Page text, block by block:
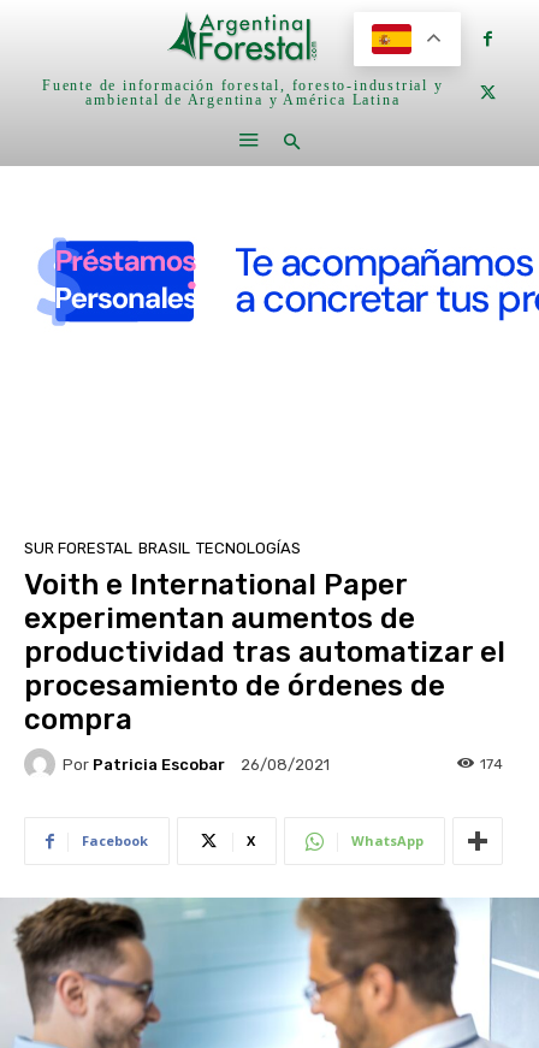
Fuente de información forestal, foresto-industrial y
ambiental de Argentina y América Latina
SUR FORESTAL BRASIL TECNOLOGÍAS
Voith e International Paper
experimentan aumentos de
productividad tras automatizar el
procesamiento de órdenes de
compra
Por Patricia Escobar 26/08/2021 174
Facebook X WhatsApp